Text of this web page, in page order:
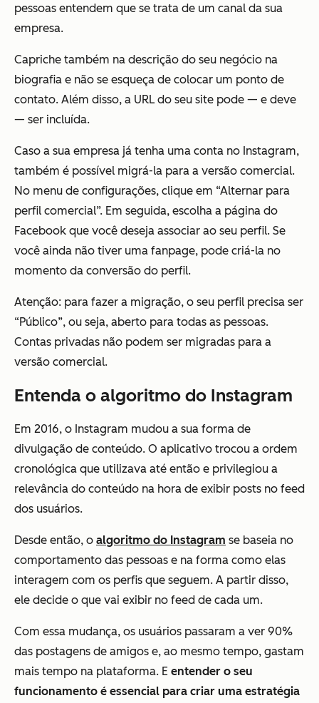
pessoas entendem que se trata de um canal da sua
empresa.
Capriche também na descrição do seu negócio na
biografia e não se esqueça de colocar um ponto de
contato. Além disso, a URL do seu site pode — e deve
— ser incluída.
Caso a sua empresa já tenha uma conta no Instagram,
também é possível migrá-la para a versão comercial.
No menu de configurações, clique em “Alternar para
perfil comercial”. Em seguida, escolha a página do
Facebook que você deseja associar ao seu perfil. Se
você ainda não tiver uma fanpage, pode criá-la no
momento da conversão do perfil.
Atenção: para fazer a migração, o seu perfil precisa ser
“Público”, ou seja, aberto para todas as pessoas.
Contas privadas não podem ser migradas para a
versão comercial.
Entenda o algoritmo do Instagram
Em 2016, o Instagram mudou a sua forma de
divulgação de conteúdo. O aplicativo trocou a ordem
cronológica que utilizava até então e privilegiou a
relevância do conteúdo na hora de exibir posts no feed
dos usuários.
Desde então, o algoritmo do Instagram se baseia no
comportamento das pessoas e na forma como elas
interagem com os perfis que seguem. A partir disso,
ele decide o que vai exibir no feed de cada um.
Com essa mudança, os usuários passaram a ver 90%
das postagens de amigos e, ao mesmo tempo, gastam
mais tempo na plataforma. E entender o seu
funcionamento é essencial para criar uma estratégia